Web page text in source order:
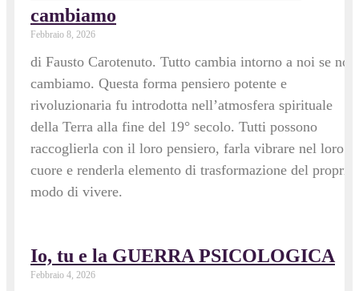
cambiamo
Febbraio 8, 2026
di Fausto Carotenuto. Tutto cambia intorno a noi se noi
cambiamo. Questa forma pensiero potente e
rivoluzionaria fu introdotta nell’atmosfera spirituale
della Terra alla fine del 19° secolo. Tutti possono
raccoglierla con il loro pensiero, farla vibrare nel loro
cuore e renderla elemento di trasformazione del proprio
modo di vivere.
Io, tu e la GUERRA PSICOLOGICA
Febbraio 4, 2026